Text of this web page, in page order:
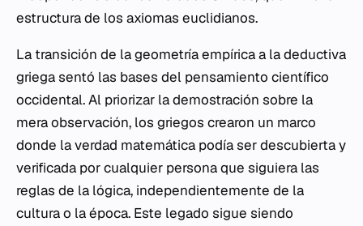
estructura de los axiomas euclidianos.
La transición de la geometría empírica a la deductiva
griega sentó las bases del pensamiento científico
occidental. Al priorizar la demostración sobre la
mera observación, los griegos crearon un marco
donde la verdad matemática podía ser descubierta y
verificada por cualquier persona que siguiera las
reglas de la lógica, independientemente de la
cultura o la época. Este legado sigue siendo